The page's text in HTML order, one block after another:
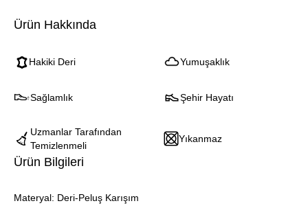
Ürün Hakkında
Hakiki Deri Yumuşaklık
Sağlamlık Şehir Hayatı
Uzmanlar Tarafından
Temizlenmeli
Yıkanmaz
Ürün Bilgileri
Materyal: Deri-Peluş Karışım